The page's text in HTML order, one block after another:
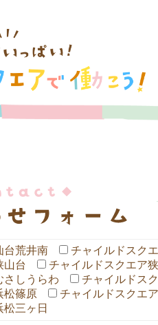
台荒井南
チャイルドスク
山台
チャイルドスクエア
さしうらわ
チャイルドス
松篠原
チャイルドスクエ
三ヶ日